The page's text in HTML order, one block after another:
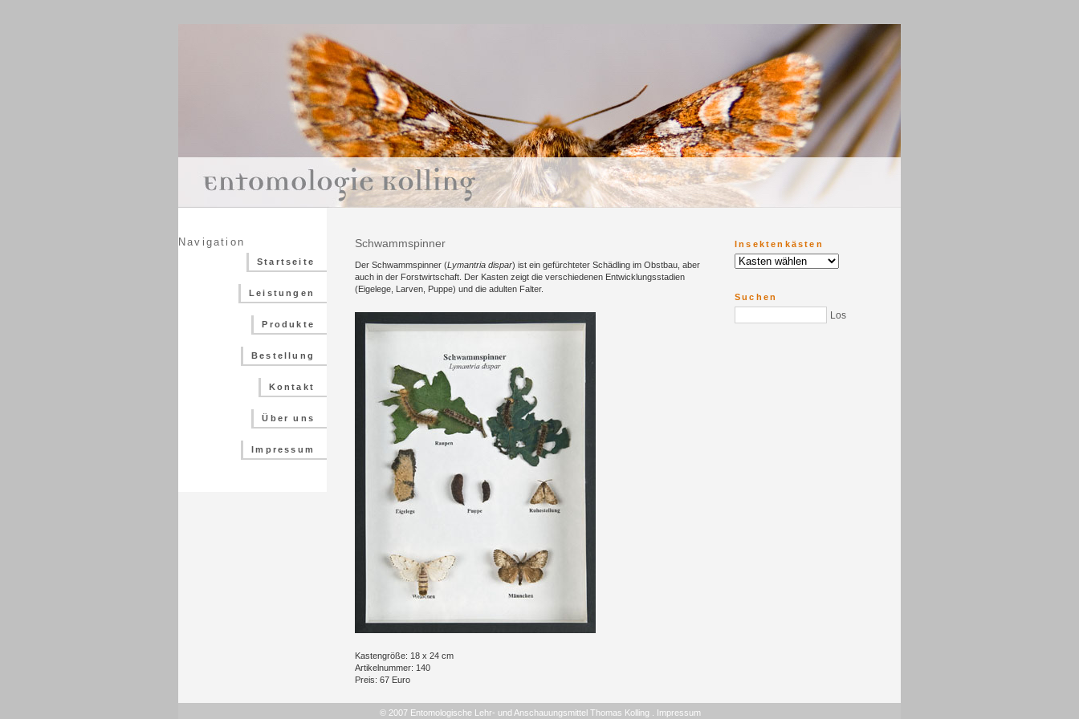
Navigation
Startseite
Leistungen
Produkte
Bestellung
Kontakt
Über uns
Impressum
Schwammspinner
Der Schwammspinner (Lymantria dispar) ist ein gefürchteter Schädling im Obstbau, aber
auch in der Forstwirtschaft. Der Kasten zeigt die verschiedenen Entwicklungsstadien
(Eigelege, Larven, Puppe) und die adulten Falter.
Kastengröße: 18 x 24 cm
Artikelnummer: 140
Preis: 67 Euro
Insektenkästen
Suchen
© 2007 Entomologische Lehr- und Anschauungsmittel Thomas Kolling . Impressum